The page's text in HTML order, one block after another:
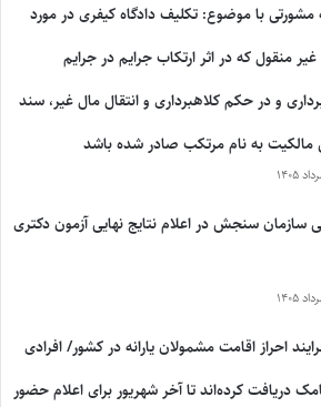
مشورتی با موضوع: تکلیف دادگاه کیفری در مورد
غیر منقول که در اثر ارتکاب جرایم در جرایم
و در حکم کلاهبرداری و انتقال مال غیر، سند
به نام مرتکب صادر شده باشد
سازمان سنجش در اعلام نتایج نهایی آزمون دکتری
احراز اقامت مشمولان یارانه در کشور/ افرادی
دریافت کرده‌اند تا آخر شهریور برای اعلام حضور